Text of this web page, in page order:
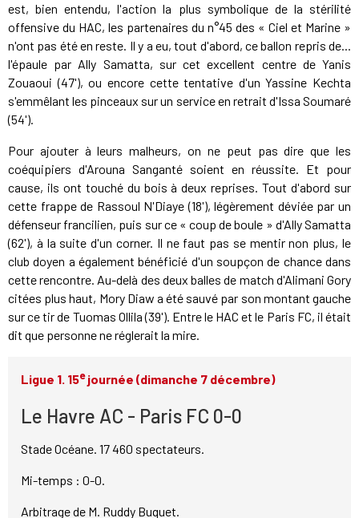
est, bien entendu, l'action la plus symbolique de la stérilité
offensive du HAC, les partenaires du n°45 des « Ciel et Marine »
n'ont pas été en reste. Il y a eu, tout d'abord, ce ballon repris de...
l'épaule par Ally Samatta, sur cet excellent centre de Yanis
Zouaoui (47'), ou encore cette tentative d'un Yassine Kechta
s'emmêlant les pinceaux sur un service en retrait d'Issa Soumaré
(54').
Pour ajouter à leurs malheurs, on ne peut pas dire que les
coéquipiers d'Arouna Sanganté soient en réussite. Et pour
cause, ils ont touché du bois à deux reprises. Tout d'abord sur
cette frappe de Rassoul N'Diaye (18'), légèrement déviée par un
défenseur francilien, puis sur ce « coup de boule » d'Ally Samatta
(62'), à la suite d'un corner. Il ne faut pas se mentir non plus, le
club doyen a également bénéficié d'un soupçon de chance dans
cette rencontre. Au-delà des deux balles de match d'Alimani Gory
citées plus haut, Mory Diaw a été sauvé par son montant gauche
sur ce tir de Tuomas Ollila (39'). Entre le HAC et le Paris FC, il était
dit que personne ne réglerait la mire.
Ligue 1. 15ejournée (dimanche 7 décembre)
Le Havre AC - Paris FC 0-0
Stade Océane. 17 460 spectateurs.
Mi-temps : 0-0.
Arbitrage de M. Ruddy Buquet.